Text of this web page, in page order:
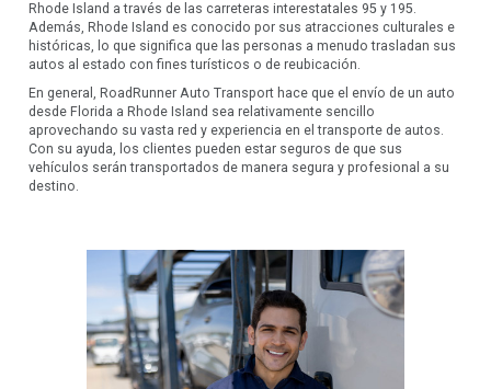
Rhode Island a través de las carreteras interestatales 95 y 195.
Además, Rhode Island es conocido por sus atracciones culturales e
históricas, lo que significa que las personas a menudo trasladan sus
autos al estado con fines turísticos o de reubicación.
En general, RoadRunner Auto Transport hace que el envío de un auto
desde Florida a Rhode Island sea relativamente sencillo
aprovechando su vasta red y experiencia en el transporte de autos.
Con su ayuda, los clientes pueden estar seguros de que sus
vehículos serán transportados de manera segura y profesional a su
destino.